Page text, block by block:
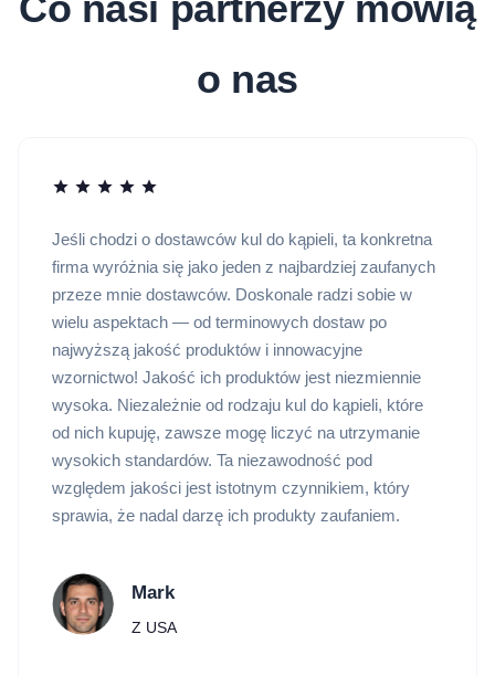
o nas
Jeśli chodzi o dostawców kul do kąpieli, ta konkretna
firma wyróżnia się jako jeden z najbardziej zaufanych
przeze mnie dostawców. Doskonale radzi sobie w
wielu aspektach — od terminowych dostaw po
najwyższą jakość produktów i innowacyjne
wzornictwo! Jakość ich produktów jest niezmiennie
wysoka. Niezależnie od rodzaju kul do kąpieli, które
od nich kupuję, zawsze mogę liczyć na utrzymanie
wysokich standardów. Ta niezawodność pod
względem jakości jest istotnym czynnikiem, który
sprawia, że nadal darzę ich produkty zaufaniem.
Mark
Z USA